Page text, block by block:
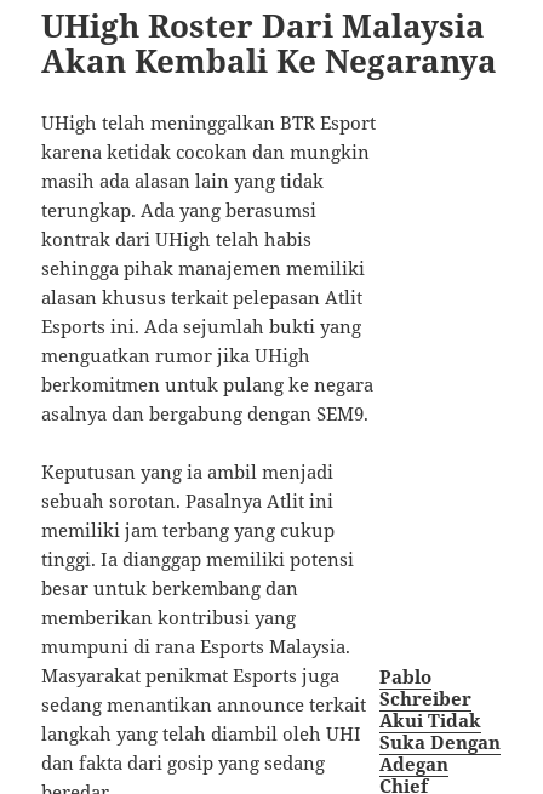
UHigh Roster Dari Malaysia
Akan Kembali Ke Negaranya
UHigh telah meninggalkan BTR Esport
karena ketidak cocokan dan mungkin
masih ada alasan lain yang tidak
terungkap. Ada yang berasumsi
kontrak dari UHigh telah habis
sehingga pihak manajemen memiliki
alasan khusus terkait pelepasan Atlit
Esports ini. Ada sejumlah bukti yang
menguatkan rumor jika UHigh
berkomitmen untuk pulang ke negara
asalnya dan bergabung dengan SEM9.
Keputusan yang ia ambil menjadi
sebuah sorotan. Pasalnya Atlit ini
memiliki jam terbang yang cukup
tinggi. Ia dianggap memiliki potensi
besar untuk berkembang dan
memberikan kontribusi yang
mumpuni di rana Esports Malaysia.
Masyarakat penikmat Esports juga
sedang menantikan announce terkait
langkah yang telah diambil oleh UHI
dan fakta dari gosip yang sedang
Pablo
Schreiber
Akui Tidak
Suka Dengan
Adegan
Chief